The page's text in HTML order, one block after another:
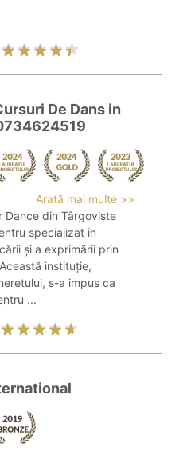
De Dans in
Arată mai multe >>
Dance din Târgoviște
specializat în
și a exprimării prin
instituție,
s-a impus ca
...